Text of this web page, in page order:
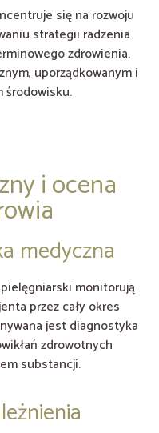
się na rozwoju
strategii radzenia
zdrowienia.
uporządkowanym i
środowisku.
i ocena
medyczna
monitorują
przez cały okres
jest diagnostyka
zdrowotnych
substancji.